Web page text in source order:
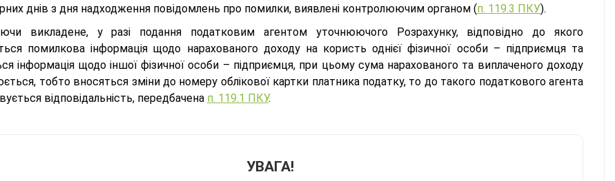
днів з дня надходження повідомлень про помилки, виявлені контролюючим органом (п. 119.3 ПКУ).
викладене, у разі подання податковим агентом уточнюючого Розрахунку, відповідно до якого
помилкова інформація щодо нарахованого доходу на користь однієї фізичної особи – підприємця та
інформація щодо іншої фізичної особи – підприємця, при цьому сума нарахованого та виплаченого доходу
тобто вносяться зміни до номеру облікової картки платника податку, то до такого податкового агента
відповідальність, передбачена п. 119.1 ПКУ.
УВАГА!